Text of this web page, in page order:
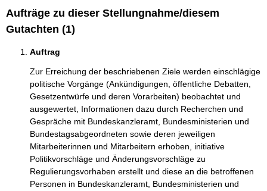
Aufträge zu dieser Stellungnahme/diesem
Gutachten (1)
Auftrag
Zur Erreichung der beschriebenen Ziele werden einschlägige
politische Vorgänge (Ankündigungen, öffentliche Debatten,
Gesetzentwürfe und deren Vorarbeiten) beobachtet und
ausgewertet, Informationen dazu durch Recherchen und
Gespräche mit Bundeskanzleramt, Bundesministerien und
Bundestagsabgeordneten sowie deren jeweiligen
Mitarbeiterinnen und Mitarbeitern erhoben, initiative
Politikvorschläge und Änderungsvorschläge zu
Regulierungsvorhaben erstellt und diese an die betroffenen
Personen in Bundeskanzleramt, Bundesministerien und